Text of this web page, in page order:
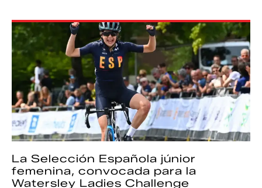
La Selección Española júnior
femenina, convocada para la
Watersley Ladies Challenge